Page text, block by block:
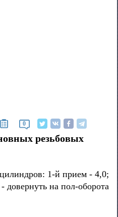
0
резьбовых
1-й прием - 4,0;
на пол-оборота